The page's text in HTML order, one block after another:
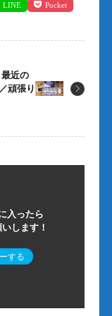
LINE Pocket
近の
頑張り
入ったら
します！
する